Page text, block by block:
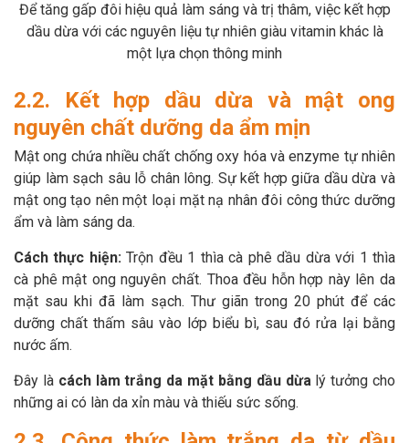
Để tăng gấp đôi hiệu quả làm sáng và trị thâm, việc kết hợp
dầu dừa với các nguyên liệu tự nhiên giàu vitamin khác là
một lựa chọn thông minh
2.2. Kết hợp dầu dừa và mật ong
nguyên chất dưỡng da ẩm mịn
Mật ong chứa nhiều chất chống oxy hóa và enzyme tự nhiên
giúp làm sạch sâu lỗ chân lông. Sự kết hợp giữa dầu dừa và
mật ong tạo nên một loại mặt nạ nhân đôi công thức dưỡng
ẩm và làm sáng da.
Cách thực hiện:Trộn đều 1 thìa cà phê dầu dừa với 1 thìa
cà phê mật ong nguyên chất. Thoa đều hỗn hợp này lên da
mặt sau khi đã làm sạch. Thư giãn trong 20 phút để các
dưỡng chất thấm sâu vào lớp biểu bì, sau đó rửa lại bằng
nước ấm.
Đây là cách làm trắng da mặt bằng dầu dừalý tưởng cho
những ai có làn da xỉn màu và thiếu sức sống.